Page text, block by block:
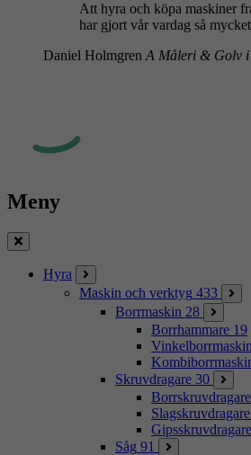
Att hyra och köpa maskiner
har gjort vår vardag så
Daniel Holmgren A Måleri & Golv
Meny
Stäng
Hyra
Maskin och verktyg 433
Borrmaskin 28
Borrhammare 19
Vinkelborrmaskin
Skruvdragare 30
Borrskruvdragare
Slagskruvdragare
Gipsskruvdragare
Såg 91